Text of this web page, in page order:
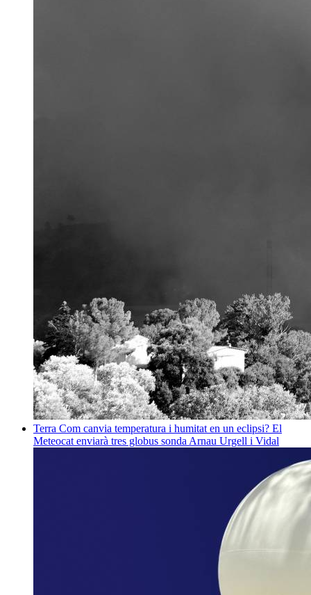
Terra Com canvia temperatura i humitat en un eclipsi? El
Meteocat enviarà tres globus sonda Arnau Urgell i Vidal